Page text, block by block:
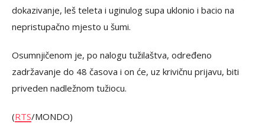
dokazivanje, leš teleta i uginulog supa uklonio i bacio na
nepristupačno mjesto u šumi.
Osumnjičenom je, po nalogu tužilaštva, određeno
zadržavanje do 48 časova i on će, uz krivičnu prijavu, biti
priveden nadležnom tužiocu.
(RTS/MONDO)